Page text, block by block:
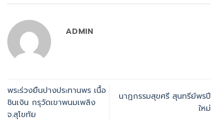
ADMIN
พระร่วงยืนปางประทานพร เนื้อ
ชินเงิน กรุวัดเขาพนมเพลิง
จ.สุโขทัย
นาฏกรรมสุขศรี สุนทรีย์พรปี
ใหม่